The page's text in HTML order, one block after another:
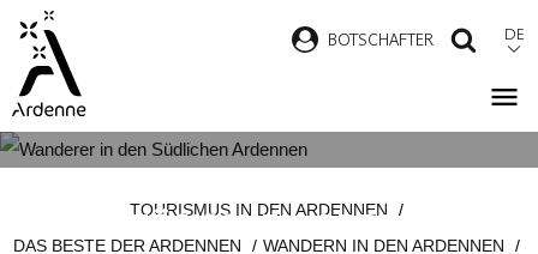
Direkt
zum
Inhalt
BOTSCHAFTER DE
FRANZÖSISCHEN ARDENNEN
TOURISMUS IN DEN ARDENNEN
DAS BESTE DER ARDENNEN
WANDERN IN DEN ARDENNEN